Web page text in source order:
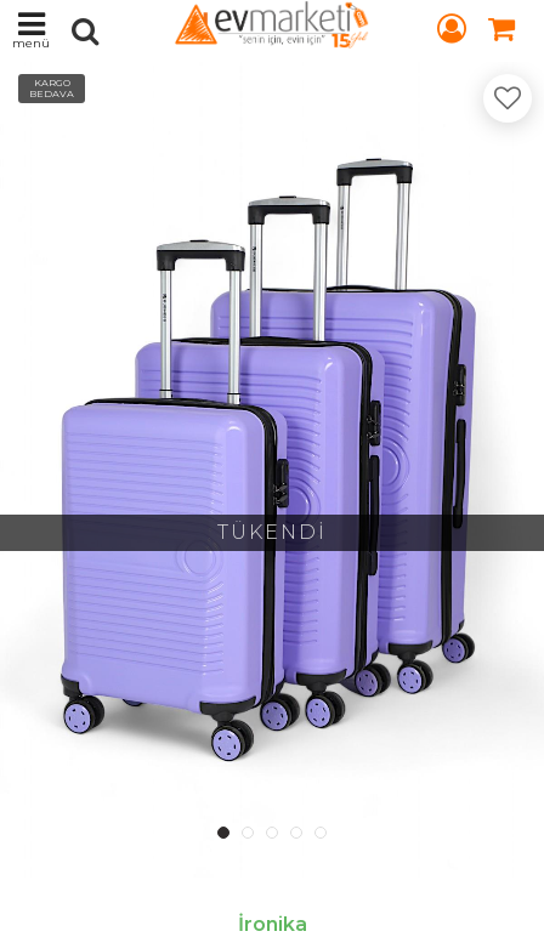
menü
TÜKENDİ
KARGO
BEDAVA
İronika